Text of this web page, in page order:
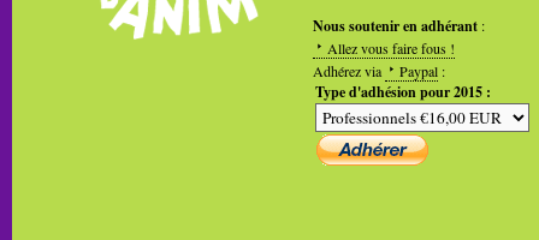
Nous soutenir en adhérant :
Allez vous faire fous !
Adhérez via
Paypal :
Type d'adhésion pour 2015 :